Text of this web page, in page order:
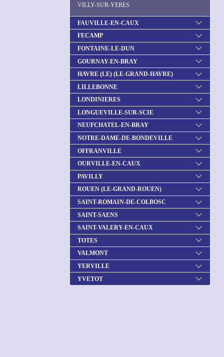
VILLY-SUR-YERES
FAUVILLE-EN-CAUX
FECAMP
FONTAINE-LE-DUN
GOURNAY-EN-BRAY
HAVRE (LE) (LE-GRAND-HAVRE)
LILLEBONNE
LONDINIERES
LONGUEVILLE-SUR-SCIE
NEUFCHATEL-EN-BRAY
NOTRE-DAME-DE-BONDEVILLE
OFFRANVILLE
OURVILLE-EN-CAUX
PAVILLY
ROUEN (LE-GRAND-ROUEN)
SAINT-ROMAIN-DE-COLBOSC
SAINT-SAENS
SAINT-VALERY-EN-CAUX
TOTES
VALMONT
YERVILLE
YVETOT